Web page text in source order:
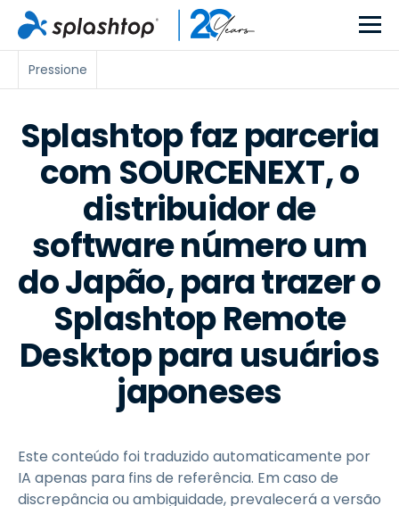
Pressione
Splashtop faz parceria
com SOURCENEXT, o
distribuidor de
software número um
do Japão, para trazer o
Splashtop Remote
Desktop para usuários
japoneses
Este conteúdo foi traduzido automaticamente por
IA apenas para fins de referência. Em caso de
discrepância ou ambiguidade, prevalecerá a versão